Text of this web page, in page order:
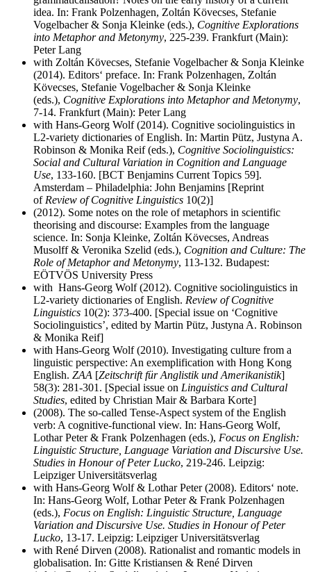
idea. In: Frank Polzenhagen, Zoltán Kövecses, Stefanie
Vogelbacher & Sonja Kleinke (eds.), Cognitive Explorations
into Metaphor and Metonymy, 225-239. Frankfurt (Main):
Peter Lang
with Zoltán Kövecses, Stefanie Vogelbacher & Sonja Kleinke
(2014). Editors‘ preface. In: Frank Polzenhagen, Zoltán
Kövecses, Stefanie Vogelbacher & Sonja Kleinke
(eds.), Cognitive Explorations into Metaphor and Metonymy,
7-14. Frankfurt (Main): Peter Lang
with Hans-Georg Wolf (2014). Cognitive sociolinguistics in
L2-variety dictionaries of English. In: Martin Pütz, Justyna A.
Robinson & Monika Reif (eds.), Cognitive Sociolinguistics:
Social and Cultural Variation in Cognition and Language
Use, 133-160. [BCT Benjamins Current Topics 59].
Amsterdam – Philadelphia: John Benjamins [Reprint
of Review of Cognitive Linguistics 10(2)]
(2012). Some notes on the role of metaphors in scientific
theorising and discourse: Examples from the language
science. In: Sonja Kleinke, Zoltán Kövecses, Andreas
Musolff & Veronika Szelid (eds.), Cognition and Culture: The
Role of Metaphor and Metonymy, 113-132. Budapest:
EÖTVÖS University Press
with Hans-Georg Wolf (2012). Cognitive sociolinguistics in
L2-variety dictionaries of English. Review of Cognitive
Linguistics 10(2): 373-400. [Special issue on ‘Cognitive
Sociolinguistics’, edited by Martin Pütz, Justyna A. Robinson
& Monika Reif]
with Hans-Georg Wolf (2010). Investigating culture from a
linguistic perspective: An exemplification with Hong Kong
English. ZAA [Zeitschrift für Anglistik und Amerikanistik]
58(3): 281-301. [Special issue on Linguistics and Cultural
Studies, edited by Christian Mair & Barbara Korte]
(2008). The so-called Tense-Aspect system of the English
verb: A cognitive-functional view. In: Hans-Georg Wolf,
Lothar Peter & Frank Polzenhagen (eds.), Focus on English:
Linguistic Structure, Language Variation and Discursive Use.
Studies in Honour of Peter Lucko, 219-246. Leipzig:
Leipziger Universitätsverlag
with Hans-Georg Wolf & Lothar Peter (2008). Editors‘ note.
In: Hans-Georg Wolf, Lothar Peter & Frank Polzenhagen
(eds.), Focus on English: Linguistic Structure, Language
Variation and Discursive Use. Studies in Honour of Peter
Lucko, 13-17. Leipzig: Leipziger Universitätsverlag
with René Dirven (2008). Rationalist and romantic models in
globalisation. In: Gitte Kristiansen & René Dirven